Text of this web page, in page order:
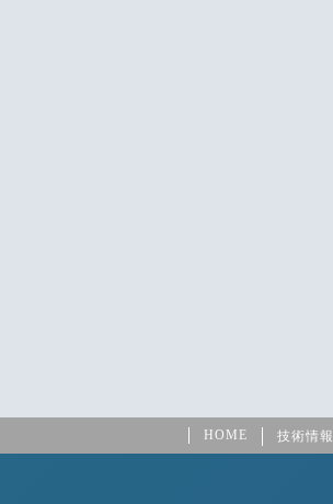
HOME 技術情報